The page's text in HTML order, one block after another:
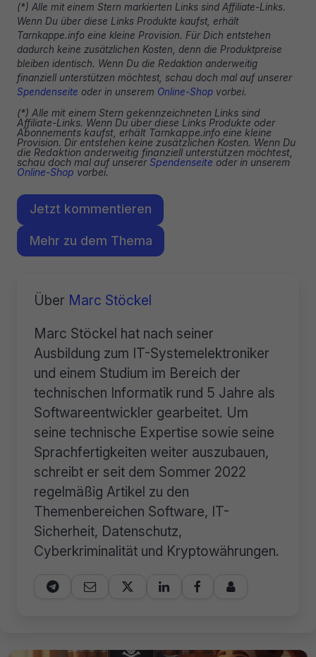
(*) Alle mit einem Stern markierten Links sind Affiliate-Links.
Wenn Du über diese Links Produkte kaufst, erhält
Tarnkappe.info eine kleine Provision. Für Dich entstehen
dadurch keine zusätzlichen Kosten, denn die Produktpreise
bleiben identisch. Wenn Du die Redaktion anderweitig
finanziell unterstützen möchtest, schau doch mal auf unserer
Spendenseite oder in unserem Online-Shop vorbei.
(*) Alle mit einem Stern gekennzeichneten Links sind
Affiliate-Links. Wenn Du über diese Links Produkte oder
Abonnements kaufst, erhält Tarnkappe.info eine kleine
Provision. Dir entstehen keine zusätzlichen Kosten. Wenn Du
die Redaktion anderweitig finanziell unterstützen möchtest,
schau doch mal auf unsererSpendenseite oder in unserem
Online-Shop vorbei.
Jetzt kommentieren
Mehr zu dem Thema
Über Marc Stöckel
Marc Stöckel hat nach seiner
Ausbildung zum IT-Systemelektroniker
und einem Studium im Bereich der
technischen Informatik rund 5 Jahre als
Softwareentwickler gearbeitet. Um
seine technische Expertise sowie seine
Sprachfertigkeiten weiter auszubauen,
schreibt er seit dem Sommer 2022
regelmäßig Artikel zu den
Themenbereichen Software, IT-
Sicherheit, Datenschutz,
Cyberkriminalität und Kryptowährungen.
     